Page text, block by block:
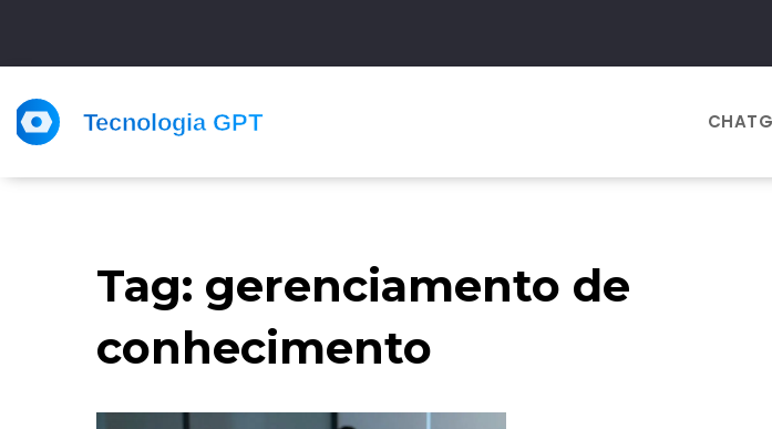
Tag: gerenciamento de
conhecimento